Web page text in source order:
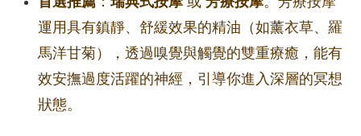
運用具有鎮靜、舒緩效果的精油（如薰衣草、羅
馬洋甘菊），透過嗅覺與觸覺的雙重療癒，能有
效安撫過度活躍的神經，引導你進入深層的冥想
狀態。